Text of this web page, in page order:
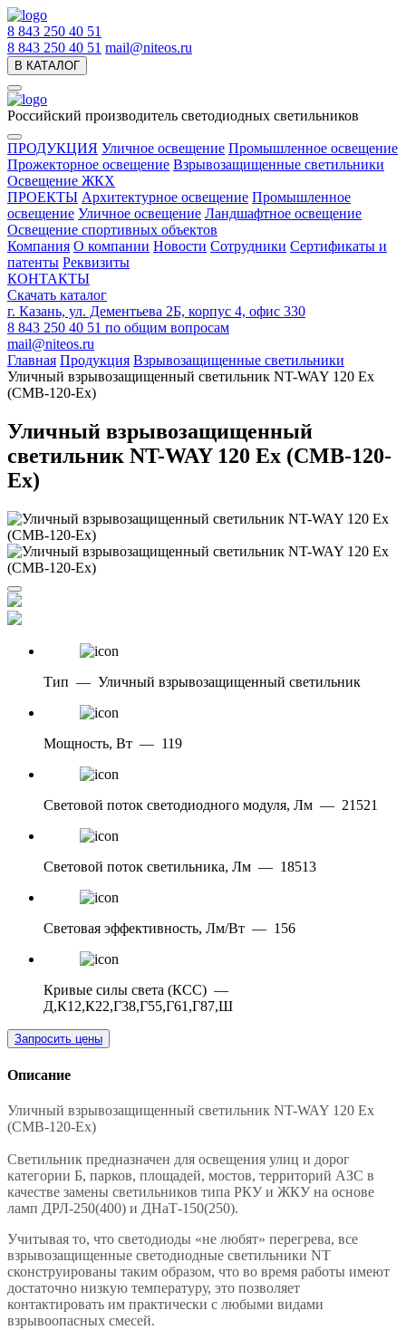
8 843 250 40 51
8 843 250 40 51 mail@niteos.ru
В КАТАЛОГ
Российский производитель светодиодных светильников
ПРОДУКЦИЯ Уличное освещение Промышленное освещение
Прожекторное освещение Взрывозащищенные светильники
Освещение ЖКХ
ПРОЕКТЫ Архитектурное освещение Промышленное
освещение Уличное освещение Ландшафтное освещение
Освещение спортивных объектов
Компания О компании Новости Сотрудники Сертификаты и
патенты Реквизиты
КОНТАКТЫ
Скачать каталог
г. Казань, ул. Дементьева 2Б, корпус 4, офис 330
8 843 250 40 51 по общим вопросам
mail@niteos.ru
Главная Продукция Взрывозащищенные светильники
Уличный взрывозащищенный светильник NT-WAY 120 Ex
(CMB-120-Ex)
Уличный взрывозащищенный
светильник NT-WAY 120 Ex (CMB-120-
Ex)
Тип — Уличный взрывозащищенный светильник
Мощность, Вт — 119
Световой поток светодиодного модуля, Лм — 21521
Световой поток светильника, Лм — 18513
Световая эффективность, Лм/Вт — 156
Кривые силы света (КСС) —
Д,К12,К22,Г38,Г55,Г61,Г87,Ш
Запросить цены
Описание
Уличный взрывозащищенный светильник NT-WAY 120 Ex
(CMB-120-Ex)
Светильник предназначен для освещения улиц и дорог
категории Б, парков, площадей, мостов, территорий АЗС в
качестве замены светильников типа РКУ и ЖКУ на основе
ламп ДРЛ-250(400) и ДНаТ-150(250).
Учитывая то, что светодиоды «не любят» перегрева, все
взрывозащищенные светодиодные светильники NT
сконструированы таким образом, что во время работы имеют
достаточно низкую температуру, это позволяет
контактировать им практически с любыми видами
взрывоопасных смесей.